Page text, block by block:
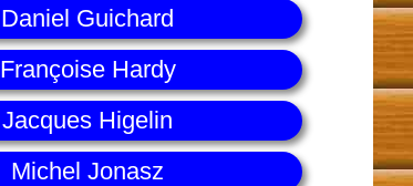
Daniel Guichard
Françoise Hardy
Jacques Higelin
Michel Jonasz